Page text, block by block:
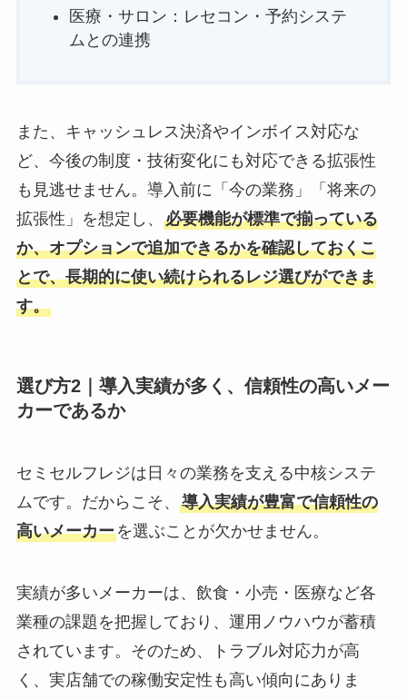
医療・サロン：レセコン・予約システ
ムとの連携
また、キャッシュレス決済やインボイス対応な
ど、今後の制度・技術変化にも対応できる拡張性
も見逃せません。導入前に「今の業務」「将来の
拡張性」を想定し、 必要機能が標準で揃っている
か、オプションで追加できるかを確認しておくこ
とで、長期的に使い続けられるレジ選びができま
す。
選び方2｜導入実績が多く、信頼性の高いメー
カーであるか
セミセルフレジは日々の業務を支える中核システ
ムです。だからこそ、 導入実績が豊富で信頼性の
高いメーカーを選ぶことが欠かせません。
実績が多いメーカーは、飲食・小売・医療など各
業種の課題を把握しており、運用ノウハウが蓄積
されています。そのため、トラブル対応力が高
く、実店舗での稼働安定性も高い傾向にありま